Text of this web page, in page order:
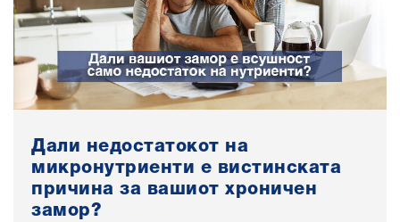
Дали недостатокот на
микронутриенти е вистинската
причина за вашиот хроничен
замор?